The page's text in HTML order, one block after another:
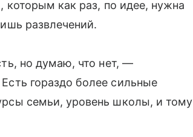
которым как раз, по идее, нужна
развлечений.
но думаю, что нет, —
гораздо более сильные
семьи, уровень школы, и тому